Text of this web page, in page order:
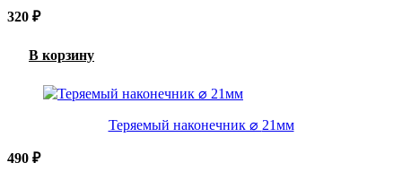
320 ₽
В корзину
Теряемый наконечник ⌀ 21мм
490 ₽